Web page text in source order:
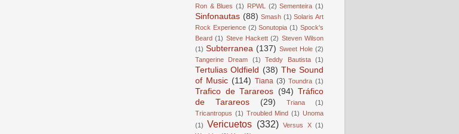
Ron & Blues (1) RPWL (2) Sementeira (1)
Sinfonautas (88) Smash (1) Solaris Art
Rock Experience (2) Sonutopia (1) Spock's
Beard (1) Steve Hackett (2) Steven Wilson
(1) Subterranea (137) Sweet Hole (2)
Tangerine Dream
(1) Teddy Bautista (1)
Tertulias Oldfield (38) The Sound
of Music (114) Tiana (3) Toundra (1)
Trafico de Tarareos (94) Tráfico
de Tarareos
(29) Triana
(1)
Tricantropus (1) Troubled Mind (1) Unoma
(1)
Vericuetos (332) Versus X (1)